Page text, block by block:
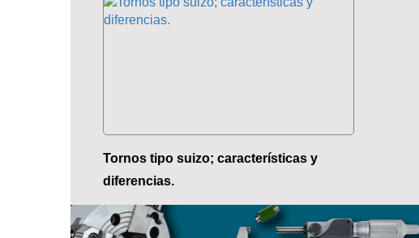
Tornos tipo suizo; características y
diferencias.